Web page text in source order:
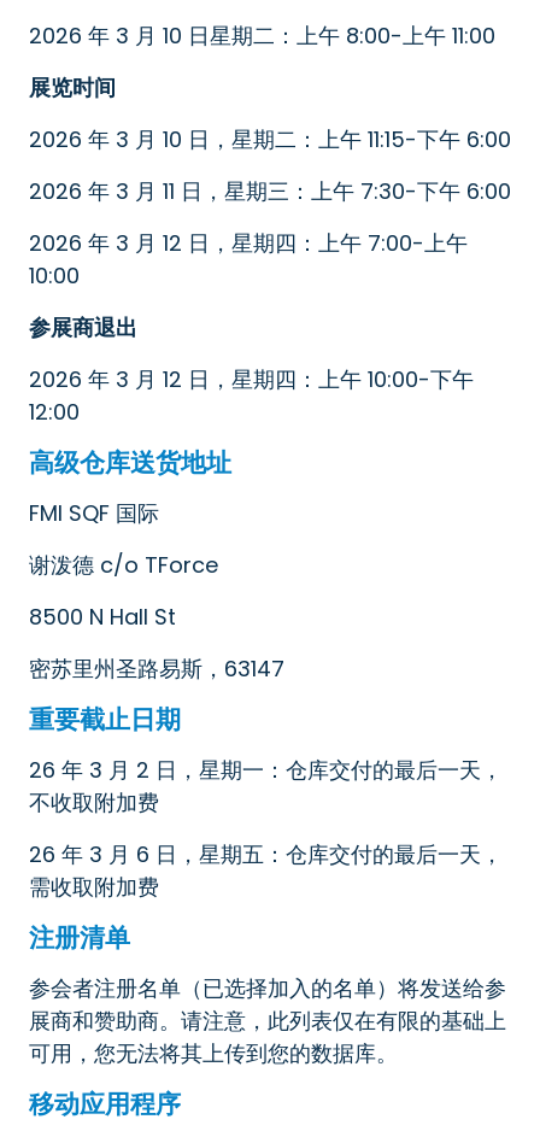
2026 年 3 月 10 日星期二：上午 8:00-上午 11:00
展览时间
2026 年 3 月 10 日，星期二：上午 11:15-下午 6:00
2026 年 3 月 11 日，星期三：上午 7:30-下午 6:00
2026 年 3 月 12 日，星期四：上午 7:00-上午
10:00
参展商退出
2026 年 3 月 12 日，星期四：上午 10:00-下午
12:00
高级仓库送货地址
FMI SQF 国际
谢泼德 c/o TForce
8500 N Hall St
密苏里州圣路易斯，63147
重要截止日期
26 年 3 月 2 日，星期一：仓库交付的最后一天，
不收取附加费
26 年 3 月 6 日，星期五：仓库交付的最后一天，
需收取附加费
注册清单
参会者注册名单（已选择加入的名单）将发送给参
展商和赞助商。请注意，此列表仅在有限的基础上
可用，您无法将其上传到您的数据库。
移动应用程序